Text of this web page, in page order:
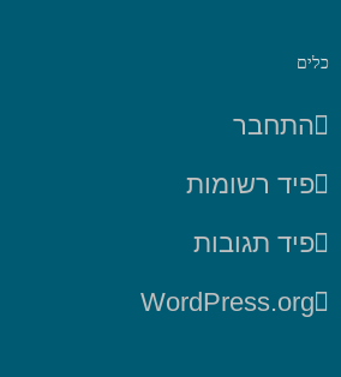
כלים
התחבר
פיד רשומות
פיד תגובות
WordPress.org